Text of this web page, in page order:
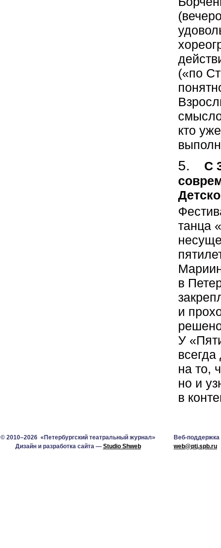
(«по
кто
С
танца
в
и
У
на то,
но и
в
© 2010–2026 «Петербургский театральный журнал»
Дизайн и разработка сайта — Studio Shweb
Веб-поддержка
web@ptj.spb.ru